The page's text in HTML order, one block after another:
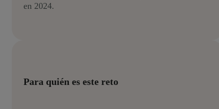
en 2024.
Para quién es este reto